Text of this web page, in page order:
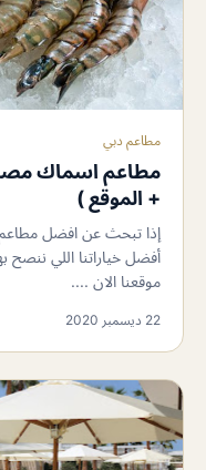
مطاعم دبي
مطاعم اسماك
+ الموقع )
إذا تبحث عن افضل
أفضل خياراتنا اللي ننصح
موقعنا الان ....
22 ديسمبر 2020